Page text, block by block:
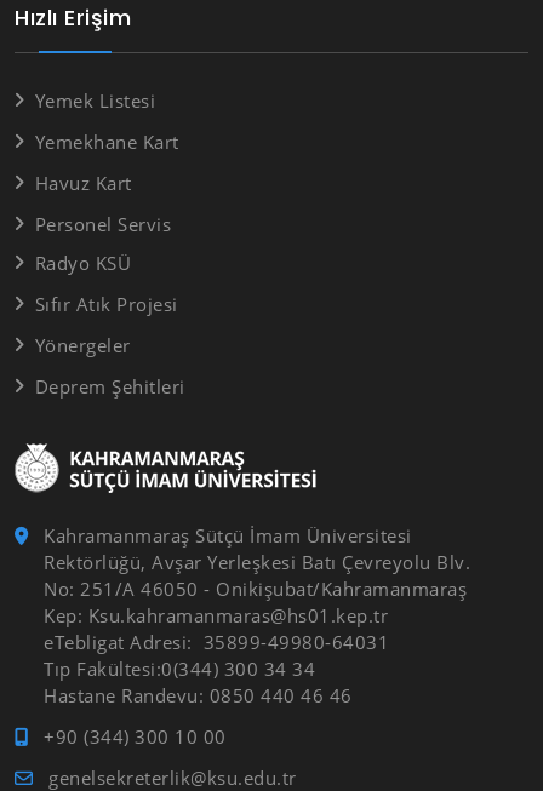
Kahramanmaraş Sütçü İmam Üniversitesi
Rektörlüğü, Avşar Yerleşkesi Batı Çevreyolu Blv.
No: 251/A 46050 - Onikişubat/Kahramanmaraş
Kep: Ksu.kahramanmaras@hs01.kep.tr
eTebligat Adresi: 35899-49980-64031
Tıp Fakültesi:0(344) 300 34 34
Hastane Randevu: 0850 440 46 46
+90 (344) 300 10 00
genelsekreterlik@ksu.edu.tr
Hızlı Erişim
Yemek Listesi
Yemekhane Kart
Havuz Kart
Personel Servis
Radyo KSÜ
Sıfır Atık Projesi
Yönergeler
Deprem Şehitleri